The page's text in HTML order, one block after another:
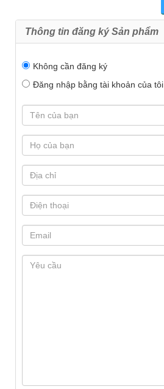
Thông tin đăng ký Sản phẩm
Không cần đăng ký
Đăng nhập bằng tài khoản của tôi